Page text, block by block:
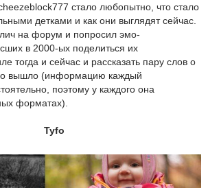
стало любопытно, что стало
детками и как они выглядят сейчас.
на форум и попросил эмо-
в 2000-ых поделиться их
тогда и сейчас и рассказать пару слов о
вышло (информацию каждый
поэтому у каждого она
форматах).
Tyfo